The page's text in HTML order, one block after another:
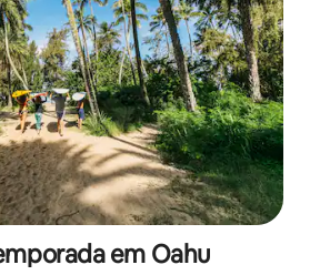
em Oahu